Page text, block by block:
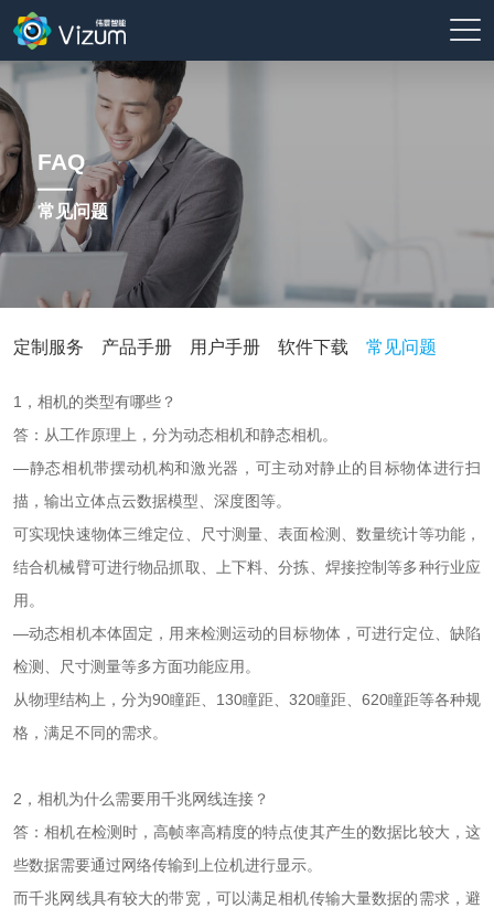
FAQ
常见问题
定制服务 产品手册 用户手册 软件下载 常见问题
1，相机的类型有哪些？
答：从工作原理上，分为动态相机和静态相机。
—静态相机带摆动机构和激光器，可主动对静止的目标物体进行扫
描，输出立体点云数据模型、深度图等。
可实现快速物体三维定位、尺寸测量、表面检测、数量统计等功能，
结合机械臂可进行物品抓取、上下料、分拣、焊接控制等多种行业应
用。
—动态相机本体固定，用来检测运动的目标物体，可进行定位、缺陷
检测、尺寸测量等多方面功能应用。
从物理结构上，分为90瞳距、130瞳距、320瞳距、620瞳距等各种规
格，满足不同的需求。
2，相机为什么需要用千兆网线连接？
答：相机在检测时，高帧率高精度的特点使其产生的数据比较大，这
些数据需要通过网络传输到上位机进行显示。
而千兆网线具有较大的带宽，可以满足相机传输大量数据的需求，避